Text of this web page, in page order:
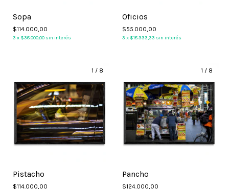
Sopa
$114.000,00
3 x $38.000,00 sin interés
Oficios
$55.000,00
3 x $18.333,33 sin interés
1 / 8
Pistacho
$114.000,00
1 / 8
Pancho
$124.000,00